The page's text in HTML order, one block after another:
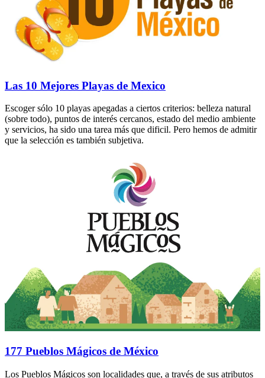
Las 10 Mejores Playas de Mexico
Escoger sólo 10 playas apegadas a ciertos criterios: belleza natural
(sobre todo), puntos de interés cercanos, estado del medio ambiente
y servicios, ha sido una tarea más que dificil. Pero hemos de admitir
que la selección es también subjetiva.
177 Pueblos Mágicos de México
Los Pueblos Mágicos son localidades que, a través de sus atributos